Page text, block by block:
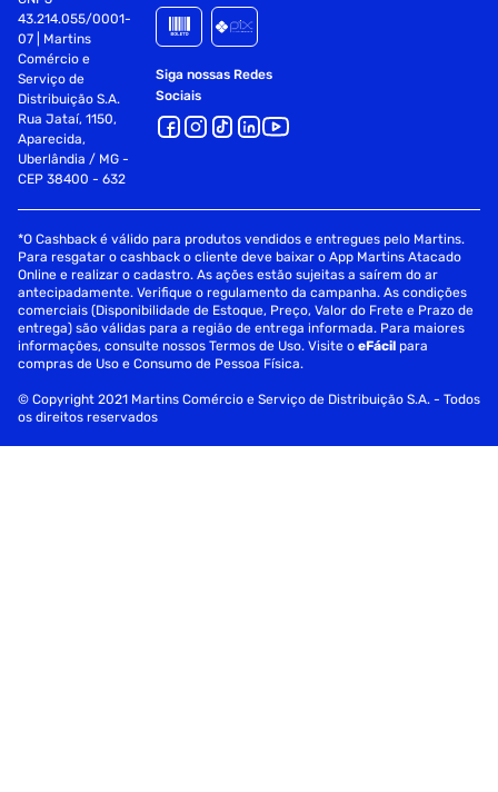
43.214.055/0001-
07 | Martins
Comércio e
Serviço de
Distribuição S.A.
Rua Jataí, 1150,
Aparecida,
Uberlândia / MG -
CEP 38400 - 632
Siga nossas Redes
Sociais
*O Cashback é válido para produtos vendidos e entregues pelo Martins.
Para resgatar o cashback o cliente deve baixar o App Martins Atacado
Online e realizar o cadastro. As ações estão sujeitas a saírem do ar
antecipadamente. Verifique o regulamento da campanha. As condições
comerciais (Disponibilidade de Estoque, Preço, Valor do Frete e Prazo de
entrega) são válidas para a região de entrega informada. Para maiores
informações, consulte nossos Termos de Uso. Visite oeFácil para
compras de Uso e Consumo de Pessoa Física.
© Copyright 2021 Martins Comércio e Serviço de Distribuição S.A. - Todos
os direitos reservados